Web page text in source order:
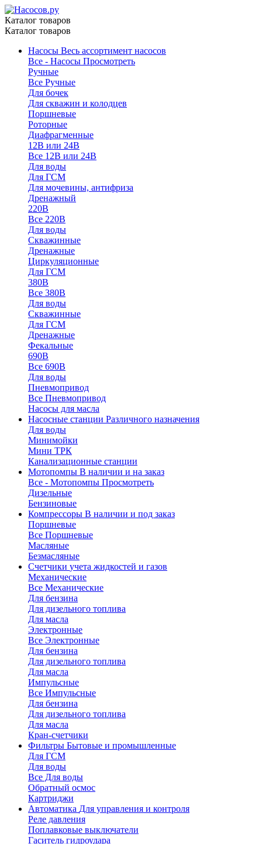
Каталог товаров
Каталог товаров
Насосы Весь ассортимент насосов
Все - Насосы Просмотреть
Ручные
Все Ручные
Для бочек
Для скважин и колодцев
Поршневые
Роторные
Диафрагменные
12В или 24В
Все 12В или 24В
Для воды
Для ГСМ
Для мочевины, антифриза
Дренажный
220В
Все 220В
Для воды
Скважинные
Дренажные
Циркуляционные
Для ГСМ
380В
Все 380В
Для воды
Скважинные
Для ГСМ
Дренажные
Фекальные
690В
Все 690В
Для воды
Пневмопривод
Все Пневмопривод
Насосы для масла
Насосные станции Различного назначения
Для воды
Минимойки
Мини ТРК
Канализационные станции
Мотопомпы В наличии и на заказ
Все - Мотопомпы Просмотреть
Дизельные
Бензиновые
Компрессоры В наличии и под заказ
Поршневые
Все Поршневые
Масляные
Безмасляные
Счетчики учета жидкостей и газов
Механические
Все Механические
Для бензина
Для дизельного топлива
Для масла
Электронные
Все Электронные
Для бензина
Для дизельного топлива
Для масла
Импульсные
Все Импульсные
Для бензина
Для дизельного топлива
Для масла
Кран-счетчики
Фильтры Бытовые и промышленные
Для ГСМ
Для воды
Все Для воды
Обратный осмос
Картриджи
Автоматика Для управления и контроля
Реле давления
Поплавковые выключатели
Гаситель гидроудара